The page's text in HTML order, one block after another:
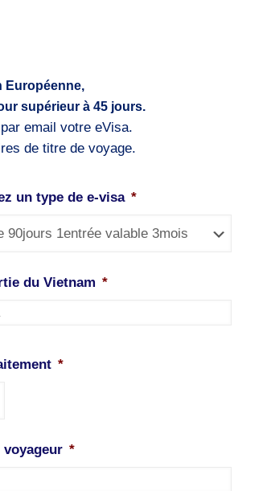
Européenne,
supérieur à 45 jours.
email votre eVisa.
de titre de voyage.
un type de e-visa *
du Vietnam *
*
voyageur *